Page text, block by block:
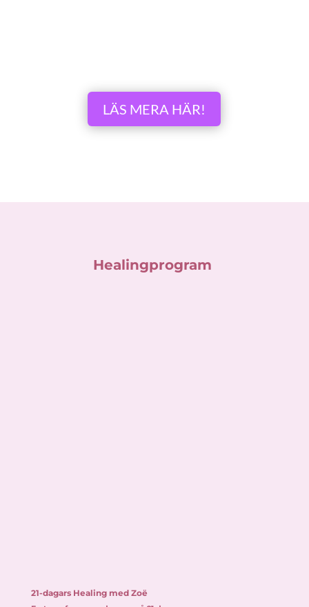
LÄS MERA HÄR!
Healingprogram
21-dagars Healing med Zoë